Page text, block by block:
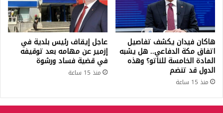
هاكان فيدان يكشف تفاصيل
اتفاق مكة الدفاعي.. هل يشبه
المادة الخامسة للناتو؟ وهذه
الدول قد تنضم
منذ 15 ساعة
عاجل إيقاف رئيس بلدية في
إزمير عن مهامه بعد توقيفه
في قضية فساد ورشوة
منذ 15 ساعة